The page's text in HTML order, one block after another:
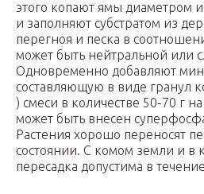
этого копают ямы диаметром
и заполняют субстратом из
перегноя и песка в
может быть нейтральной или
Одновременно добавляют
составляющую в виде гранул
) смеси в количестве 50-70 г на
может быть внесен
Растения хорошо переносят
состоянии. С комом земли и в
пересадка допустима в